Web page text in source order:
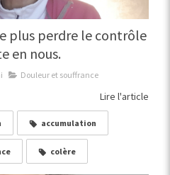
plus perdre le contrôle
en nous.
Douleur et souffrance
Lire l'article
accumulation
colère